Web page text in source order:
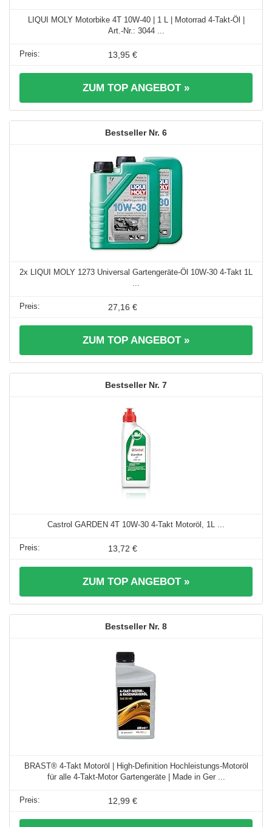
LIQUI MOLY Motorbike 4T 10W-40 | 1 L | Motorrad 4-Takt-Öl |
Art.-Nr.: 3044 ...
13,95 €
ZUM TOP ANGEBOT »
6
2x LIQUI MOLY 1273 Universal Gartengeräte-Öl 10W-30 4-Takt 1L
27,16 €
ZUM TOP ANGEBOT »
7
Castrol GARDEN 4T 10W-30 4-Takt Motoröl, 1L ...
13,72 €
ZUM TOP ANGEBOT »
8
BRAST® 4-Takt Motoröl | High-Definition Hochleistungs-Motoröl
für alle 4-Takt-Motor Gartengeräte | Made in Ger ...
12,99 €